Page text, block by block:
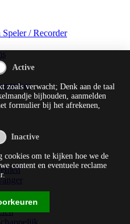
/ Recorder
zoals verwacht; Denk aan de taal
bijhouden, aanmelden
formulier bij het afrekenen,
cookies om te kijken hoe we de
content en eventuele reclame